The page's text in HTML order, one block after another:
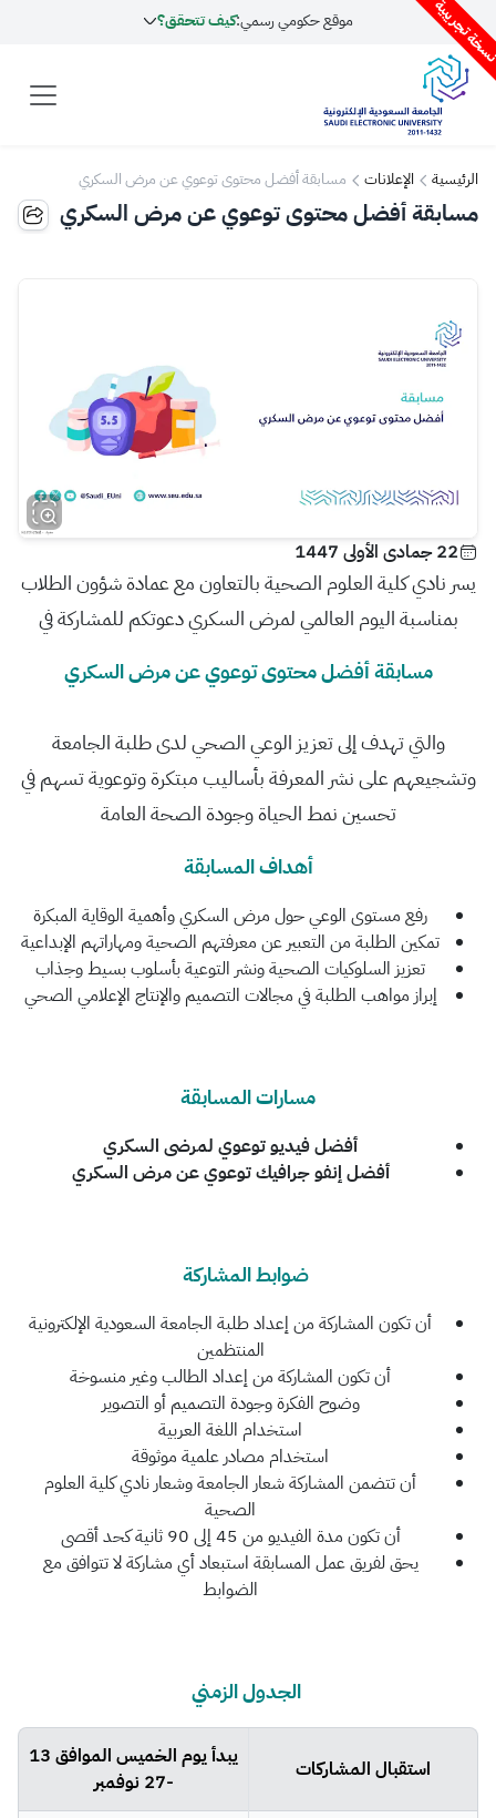
تجريبية موقع حكومي رسمي:كيف تتحقق؟
الرئيسية الإعلانات مسابقة أفضل محتوى توعوي عن مرض السكري
مسابقة أفضل محتوى توعوي عن مرض السكري
22 جمادى الأولى 1447
يسر نادي كلية العلوم الصحية بالتعاون مع عمادة شؤون الطلاب
بمناسبة اليوم العالمي لمرض السكري دعوتكم للمشاركة في
مسابقة أفضل محتوى توعوي عن مرض السكري
والتي تهدف إلى تعزيز الوعي الصحي لدى طلبة الجامعة
وتشجيعهم على نشر المعرفة بأساليب مبتكرة وتوعوية تسهم في
تحسين نمط الحياة وجودة الصحة العامة
أهداف المسابقة
رفع مستوى الوعي حول مرض السكري وأهمية الوقاية المبكرة
تمكين الطلبة من التعبير عن معرفتهم الصحية ومهاراتهم الإبداعية
تعزيز السلوكيات الصحية ونشر التوعية بأسلوب بسيط وجذاب
إبراز مواهب الطلبة في مجالات التصميم والإنتاج الإعلامي الصحي
مسارات المسابقة
أفضل فيديو توعوي لمرضى السكري
أفضل إنفو جرافيك توعوي عن مرض السكري
ضوابط المشاركة
أن تكون المشاركة من إعداد طلبة الجامعة السعودية الإلكترونية
المنتظمين
أن تكون المشاركة من إعداد الطالب وغير منسوخة
وضوح الفكرة وجودة التصميم أو التصوير
استخدام اللغة العربية
استخدام مصادر علمية موثوقة
أن تتضمن المشاركة شعار الجامعة وشعار نادي كلية العلوم
الصحية
أن تكون مدة الفيديو من 45 إلى 90 ثانية كحد أقصى
يحق لفريق عمل المسابقة استبعاد أي مشاركة لا تتوافق مع
الضوابط
الجدول الزمني
استقبال المشاركات
يبدأ يوم الخميس الموافق 13
-27 نوفمبر